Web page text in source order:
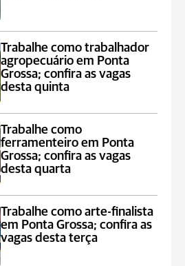
Trabalhe como trabalhador
agropecuário em Ponta
Grossa; confira as vagas
desta quinta
Trabalhe como
ferramenteiro em Ponta
Grossa; confira as vagas
desta quarta
Trabalhe como arte-finalista
em Ponta Grossa; confira as
vagas desta terça